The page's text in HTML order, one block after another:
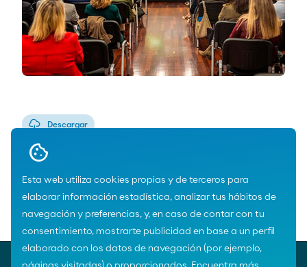
Esta web utiliza cookies propias y de terceros para
elaborar información estadística, analizar tus hábitos de
navegación y preferencias, y, en caso de contar con tu
consentimiento, mostrarte publicidad en base a un perfil
elaborado con los datos de navegación (por ejemplo,
Descargar
Noticias